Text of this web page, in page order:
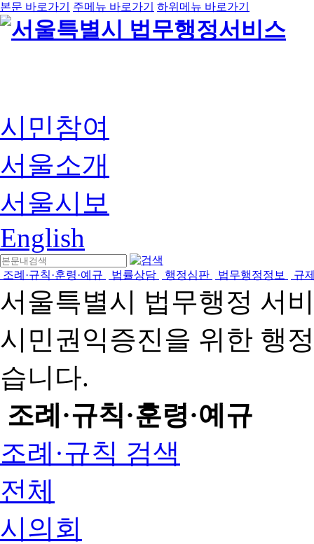
본문 바로가기 주메뉴 바로가기 하위메뉴 바로가기
시민참여
서울소개
서울시보
English
조례·규칙·훈령·예규 법률상담 행정심판 법무행정정보 규
서울특별시 법무행정 서
시민권익증진을 위한 행
습니다.
조례·규칙·훈령·예규
조례·규칙 검색
전체
시의회